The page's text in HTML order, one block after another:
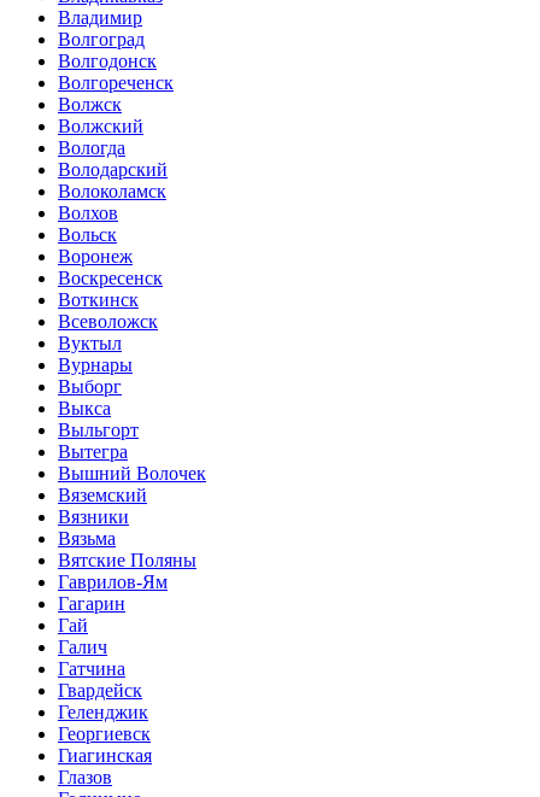
Владимир
Волгоград
Волгодонск
Волгореченск
Волжск
Волжский
Вологда
Володарский
Волоколамск
Волхов
Вольск
Воронеж
Воскресенск
Воткинск
Всеволожск
Вуктыл
Вурнары
Выборг
Выкса
Выльгорт
Вытегра
Вышний Волочек
Вяземский
Вязники
Вязьма
Вятские Поляны
Гаврилов-Ям
Гагарин
Гай
Галич
Гатчина
Гвардейск
Геленджик
Георгиевск
Гиагинская
Глазов